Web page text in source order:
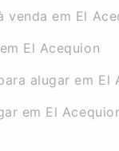
venda em El
El Acequion
alugar em El
em El